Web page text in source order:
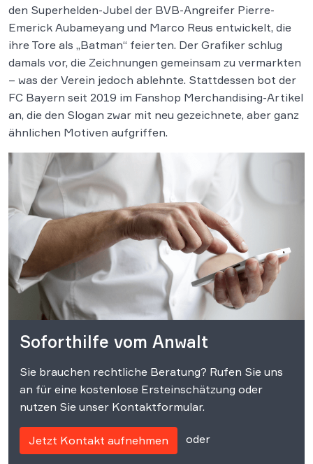
den Superhelden-Jubel der BVB-Angreifer Pierre-
Emerick Aubameyang und Marco Reus entwickelt, die
ihre Tore als „Batman“ feierten. Der Grafiker schlug
damals vor, die Zeichnungen gemeinsam zu vermarkten
– was der Verein jedoch ablehnte. Stattdessen bot der
FC Bayern seit 2019 im Fanshop Merchandising-Artikel
an, die den Slogan zwar mit neu gezeichnete, aber ganz
ähnlichen Motiven aufgriffen.
Soforthilfe vom Anwalt
Sie brauchen rechtliche Beratung? Rufen Sie uns
an für eine kostenlose Ersteinschätzung oder
nutzen Sie unser Kontaktformular.
Jetzt Kontakt aufnehmen oder